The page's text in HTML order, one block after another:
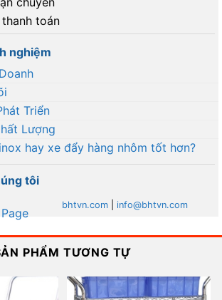
toán
nghiệm
Triển
Lượng
hay xe đẩy hàng nhôm tốt hơn?
tôi
Page
bhtvn.com info@bhtvn.com
PHẨM TƯƠNG TỰ